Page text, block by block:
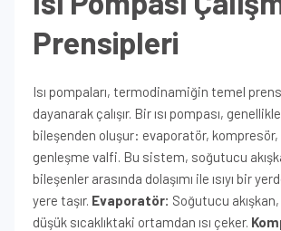
Prensipleri
Isı pompaları, termodinamiğin temel
dayanarak çalışır. Bir ısı pompası,
bileşenden oluşur: evaporatör, kompresör,
genleşme valfi. Bu sistem, soğutucu
bileşenler arasında dolaşımı ile ısıyı bir
yere taşır. Evaporatör: Soğutucu
düşük sıcaklıktaki ortamdan ısı çeker.